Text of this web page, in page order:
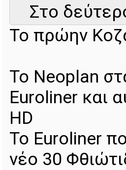
Στο
Το πρώην
Το Νeoplan
Euroliner και
HD
Το Euroliner
νέο 30